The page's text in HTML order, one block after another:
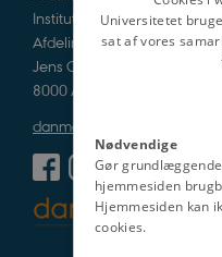
Institut for Kultur og Samfund
Afdeling for Historie og
Jens Chr. Skous Vej 5
8000 Aarhus C
danmarkshistorien@cas.au.dk
Universitetet
sat af vores
Nødvendige
Gør
hjemmesiden
Hjemmesiden kan
cookies.